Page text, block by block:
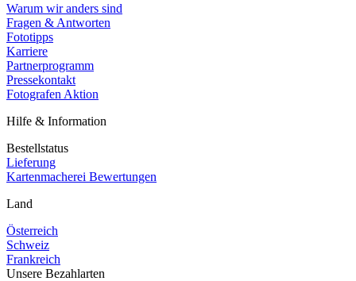
Warum wir anders sind
Fragen & Antworten
Fototipps
Karriere
Partnerprogramm
Pressekontakt
Fotografen Aktion
Hilfe & Information
Bestellstatus
Lieferung
Kartenmacherei Bewertungen
Land
Österreich
Schweiz
Frankreich
Unsere Bezahlarten